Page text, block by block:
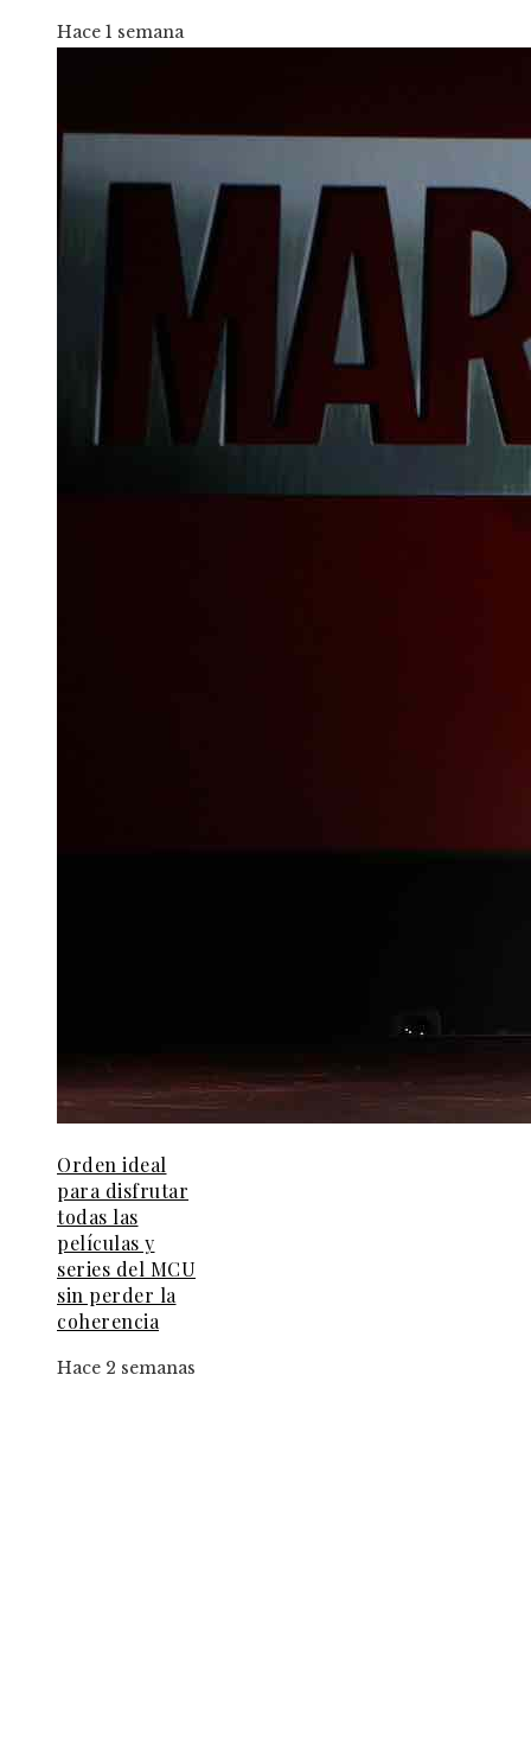
Hace 1 semana
Orden ideal
para disfrutar
todas las
películas y
series del MCU
sin perder la
coherencia
Hace 2 semanas